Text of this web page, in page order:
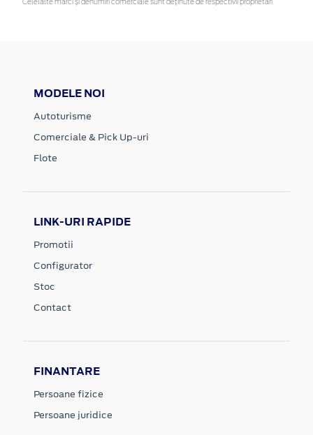
Celelalte mărci și denumiri comerciale sunt deținute de respectivii proprietari
MODELE NOI
Autoturisme
Comerciale & Pick Up-uri
Flote
LINK-URI RAPIDE
Promotii
Configurator
Stoc
Contact
FINANTARE
Persoane fizice
Persoane juridice